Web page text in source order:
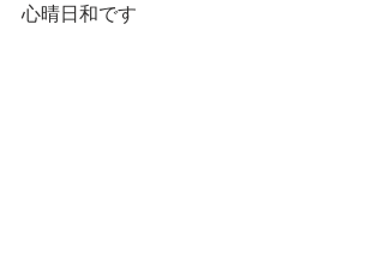
心晴日和です